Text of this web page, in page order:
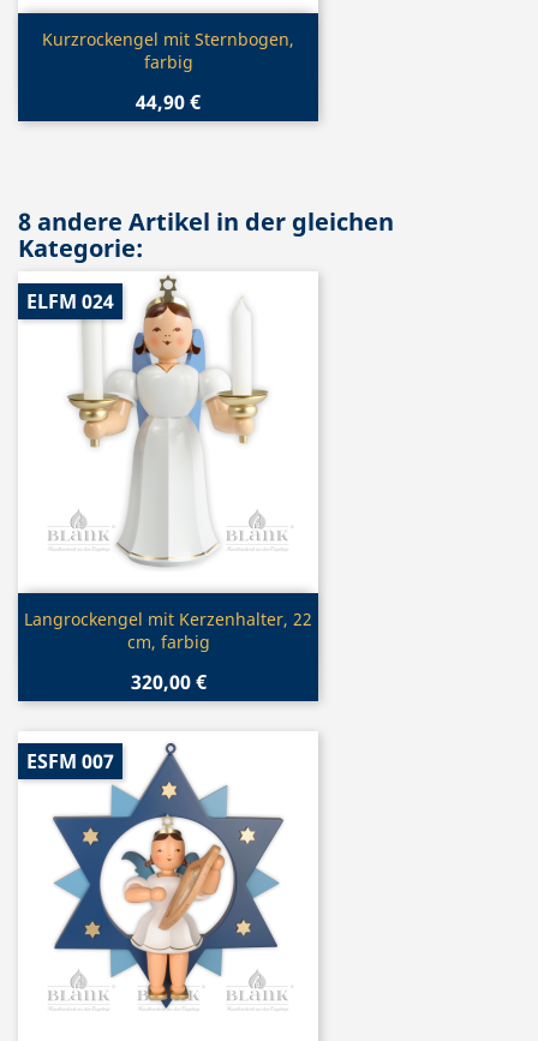
Vorschau
Kurzrockengel mit Sternbogen,
farbig
44,90 €
8 andere Artikel in der gleichen
Kategorie:
Vorschau
Langrockengel mit Kerzenhalter, 22
cm, farbig
320,00 €
ELFM 024
ESFM 007